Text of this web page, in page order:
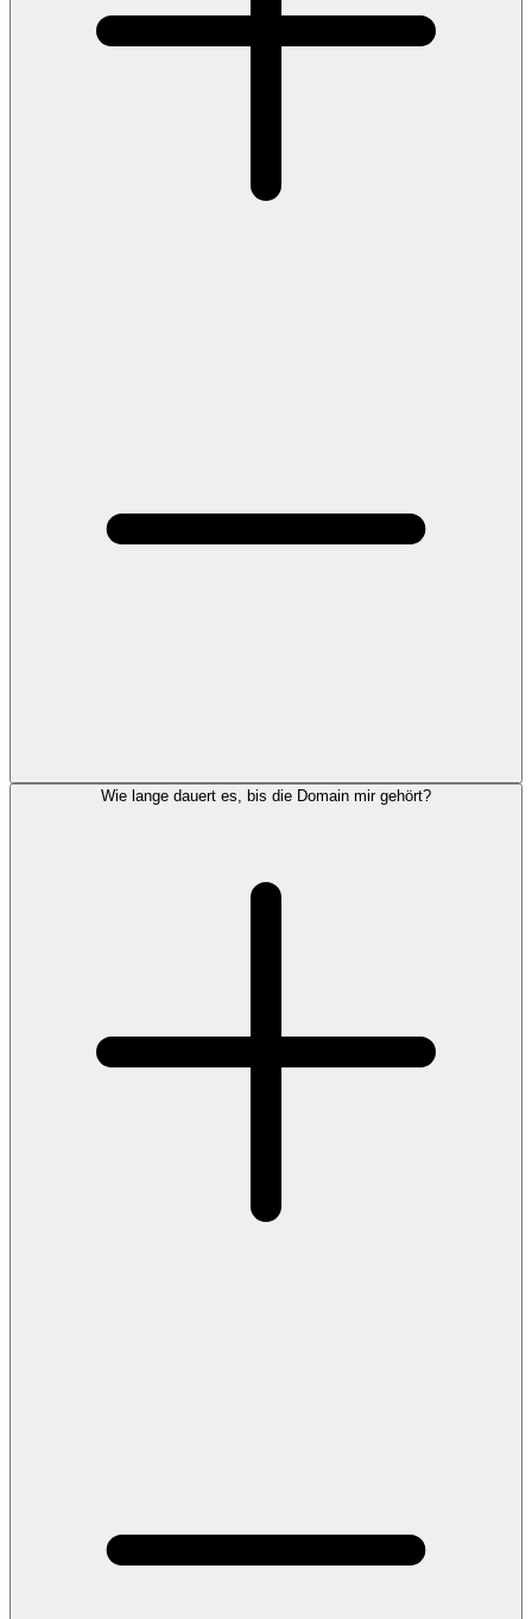
Wie lange dauert es, bis die Domain mir gehört?